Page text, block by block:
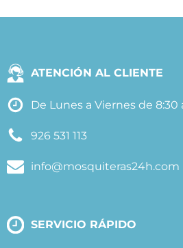
ATENCIÓN AL CLIENTE
De Lunes a Viernes de 8:30
926 531 113
info@mosquiteras24h.com
SERVICIO RÁPIDO